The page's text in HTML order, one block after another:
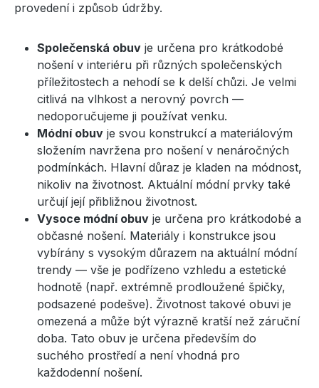
provedení i způsob údržby.
Společenská obuv je určena pro krátkodobé
nošení v interiéru při různých společenských
příležitostech a nehodí se k delší chůzi. Je velmi
citlivá na vlhkost a nerovný povrch —
nedoporučujeme ji používat venku.
Módní obuv je svou konstrukcí a materiálovým
složením navržena pro nošení v nenáročných
podmínkách. Hlavní důraz je kladen na módnost,
nikoliv na životnost. Aktuální módní prvky také
určují její přibližnou životnost.
Vysoce módní obuv je určena pro krátkodobé a
občasné nošení. Materiály i konstrukce jsou
vybírány s vysokým důrazem na aktuální módní
trendy — vše je podřízeno vzhledu a estetické
hodnotě (např. extrémně prodloužené špičky,
podsazené podešve). Životnost takové obuvi je
omezená a může být výrazně kratší než záruční
doba. Tato obuv je určena především do
suchého prostředí a není vhodná pro
každodenní nošení.